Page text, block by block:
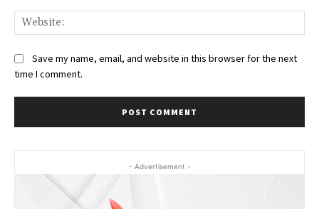
Save my name, email, and website in this browser for the next
time I comment.
- Advertisement -